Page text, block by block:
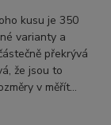
kusu je 350
varianty a
překrývá
že jsou to
v měřít...